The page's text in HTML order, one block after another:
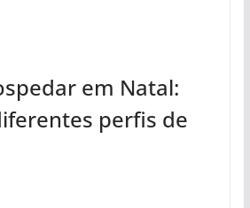
em Natal:
perfis de